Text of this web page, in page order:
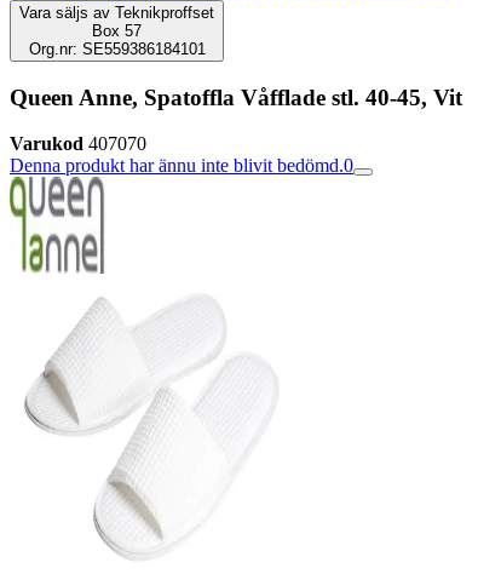
Vara säljs av Teknikproffset
Box 57
Org.nr: SE559386184101
Queen Anne, Spatoffla Våfflade stl. 40-45, Vit
Varukod 407070
Denna produkt har ännu inte blivit bedömd.0